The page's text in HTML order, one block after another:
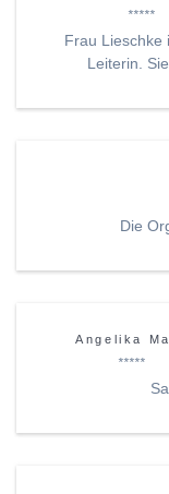
*****
Frau Lieschke
Leiterin.
Die
Angelika
*****